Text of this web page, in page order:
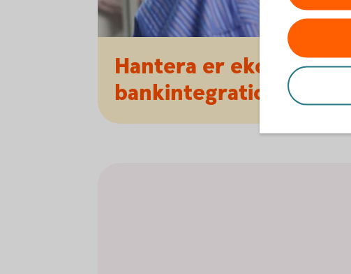
Hantera er ekonomi
bankintegration.